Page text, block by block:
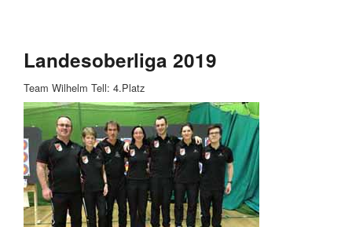
Landesoberliga 2019
Team Wilhelm Tell: 4.Platz